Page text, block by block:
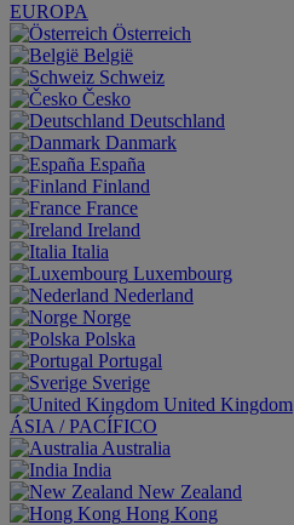
EUROPA
Österreich
België
Schweiz
Česko
Deutschland
Danmark
España
Finland
France
Ireland
Italia
Luxembourg
Nederland
Norge
Polska
Portugal
Sverige
United Kingdom
ÁSIA / PACÍFICO
Australia
India
New Zealand
Hong Kong